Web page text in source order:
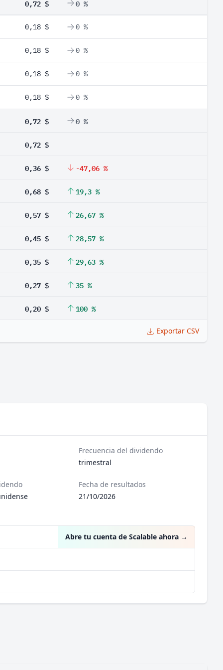
0,72 $ 0 %
0,18 $ 0 %
0,18 $ 0 %
0,18 $ 0 %
0,18 $ 0 %
0,72 $ 0 %
0,72 $
0,36 $ -47,06 %
0,68 $ 19,3 %
0,57 $ 26,67 %
0,45 $ 28,57 %
0,35 $ 29,63 %
0,27 $ 35 %
0,20 $ 100 %
Exportar CSV
Frecuencia del dividendo
trimestral
Fecha de resultados
21/10/2026
Abre tu cuenta de Scalable ahora →